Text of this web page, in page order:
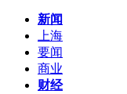
新闻
上海
要闻
商业
财经